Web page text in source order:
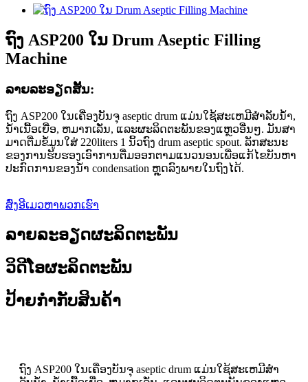
ຖົງ ASP200 ໃນ Drum Aseptic Filling
Machine
ລາຍ​ລະ​ອຽດ​ສັ້ນ​:
ຖົງ ASP200 ໃນເຄື່ອງບັນຈຸ aseptic drum ແມ່ນໃຊ້ສະເຫມີສໍາລັບນ້ໍາ,
ນ້ໍາເນື້ອເຍື່ອ, ຫມາກເລັ່ນ, ແລະຜະລິດຕະພັນຂອງແຫຼວອື່ນໆ. ມັນ​ສາ​
ມາດ​ຕື່ມ​ຂໍ້​ມູນ​ໃສ່ 220liters 1 ນິ້ວ​ຖົງ drum aseptic spout. ລັກສະນະ
ຂອງການຮັບຮອງເອົາການຕື່ມອອກຕາມແນວນອນເພື່ອແກ້ໄຂບັນຫາ
ປະກົດການຂອງນ້ໍາ condensation ຫຼຸດລົງພາຍໃນຖົງໄດ້.
ສົ່ງອີເມວຫາພວກເຮົາ
ລາຍລະອຽດຜະລິດຕະພັນ
ວິດີໂອຜະລິດຕະພັນ
ປ້າຍກຳກັບສິນຄ້າ
ຖົງ ASP200 ໃນເຄື່ອງບັນຈຸ aseptic drum ແມ່ນໃຊ້ສະເຫມີສໍາ